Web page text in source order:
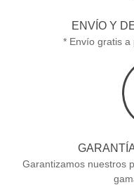
ENVÍO Y
* Envío gratis a
Garantizamos nuestros